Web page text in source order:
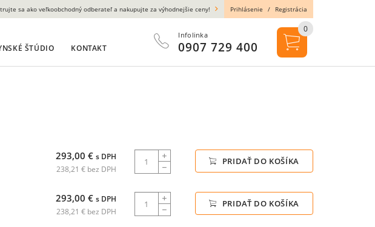
293,00 € s DPH
238,21 € bez DPH
PRIDAŤ DO KOŠÍKA
293,00 € s DPH
238,21 € bez DPH
PRIDAŤ DO KOŠÍKA
sa ako veľkoobchodný odberateľ a nakupujte za výhodnejšie ceny! Prihlásenie / Registrácia
ŠTÚDIO KONTAKT
Infolinka
0907 729 400
0